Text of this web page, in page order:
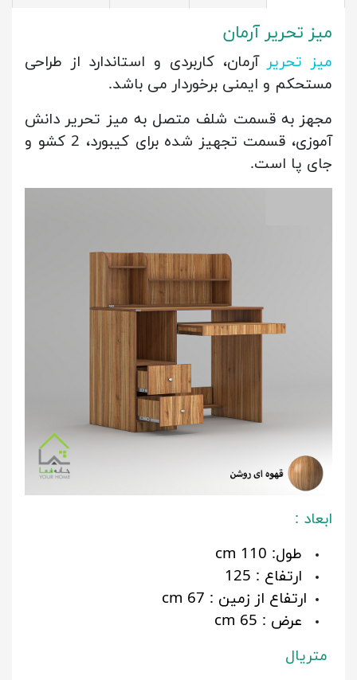
میز تحریر آرمان
میز تحریر آرمان، کاربردی و استاندارد از طراحی
مستحکم و ایمنی برخوردار می باشد.
مجهز به قسمت شلف متصل به میز تحریر دانش
آموزی، قسمت تجهیز شده برای کیبورد، 2 کشو و
جای پا است.
ابعاد :
طول: 110 cm
ارتفاع : 125
ارتفاع از زمین : 67 cm
عرض : 65 cm
متریال